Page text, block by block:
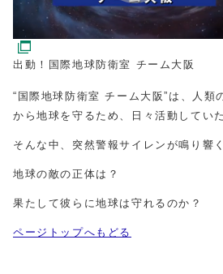
出動！国際地球防衛室 チーム大阪
“国際地球防衛室 チーム大阪”は、人類
から地球を守るため、日々活動していた
そんな中、突然警報サイレンが鳴り響く
地球の敵の正体は？
果たして彼らに地球は守れるのか？
ページトップへもどる